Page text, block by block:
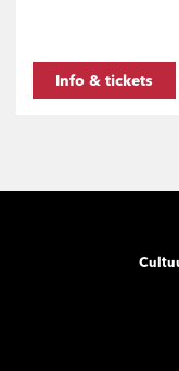
Info & tickets